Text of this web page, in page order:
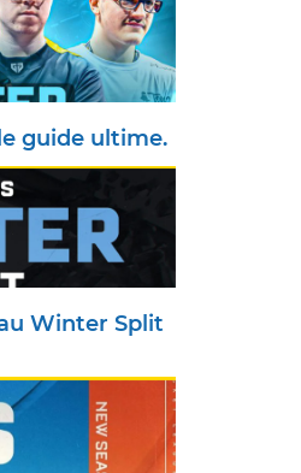
guide ultime.
au Winter Split